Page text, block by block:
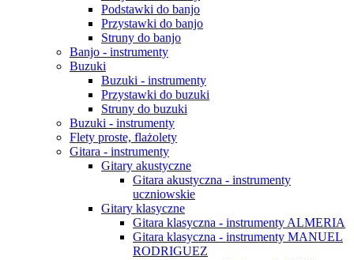
Podstawki do banjo
Przystawki do banjo
Struny do banjo
Banjo - instrumenty
Buzuki
Buzuki - instrumenty
Przystawki do buzuki
Struny do buzuki
Buzuki - instrumenty
Flety proste, flażolety
Gitara - instrumenty
Gitary akustyczne
Gitara akustyczna - instrumenty
uczniowskie
Gitary klasyczne
Gitara klasyczna - instrumenty ALMERIA
Gitara klasyczna - instrumenty MANUEL
RODRIGUEZ